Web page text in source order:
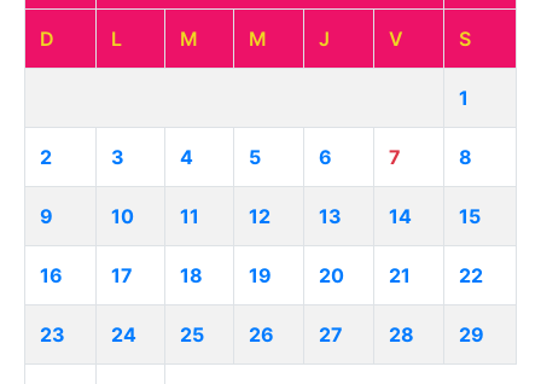
D L M M J V S
1
2 3 4 5 6 7 8
9 10 11 12 13 14 15
16 17 18 19 20 21 22
23 24 25 26 27 28 29